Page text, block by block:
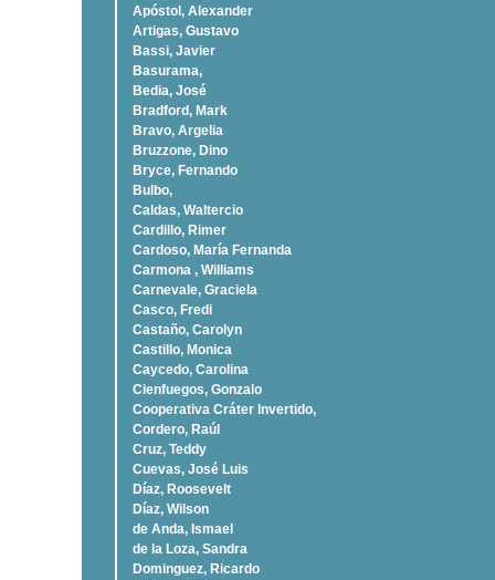
Apóstol, Alexander
Artigas, Gustavo
Bassi, Javier
Basurama,
Bedia, José
Bradford, Mark
Bravo, Argelia
Bruzzone, Dino
Bryce, Fernando
Bulbo,
Caldas, Waltercio
Cardillo, Rimer
Cardoso, Marí­a Fernanda
Carmona , Williams
Carnevale, Graciela
Casco, Fredi
Castaño, Carolyn
Castillo, Monica
Caycedo, Carolina
Cienfuegos, Gonzalo
Cooperativa Cráter Invertido,
Cordero, Raúl
Cruz, Teddy
Cuevas, José Luis
Díaz, Roosevelt
Dí­az, Wilson
de Anda, Ismael
de la Loza, Sandra
Dominguez, Ricardo